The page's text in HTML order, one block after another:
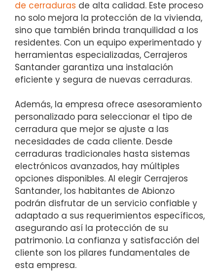
de cerraduras de alta calidad. Este proceso
no solo mejora la protección de la vivienda,
sino que también brinda tranquilidad a los
residentes. Con un equipo experimentado y
herramientas especializadas, Cerrajeros
Santander garantiza una instalación
eficiente y segura de nuevas cerraduras.
Además, la empresa ofrece asesoramiento
personalizado para seleccionar el tipo de
cerradura que mejor se ajuste a las
necesidades de cada cliente. Desde
cerraduras tradicionales hasta sistemas
electrónicos avanzados, hay múltiples
opciones disponibles. Al elegir Cerrajeros
Santander, los habitantes de Abionzo
podrán disfrutar de un servicio confiable y
adaptado a sus requerimientos específicos,
asegurando así la protección de su
patrimonio. La confianza y satisfacción del
cliente son los pilares fundamentales de
esta empresa.